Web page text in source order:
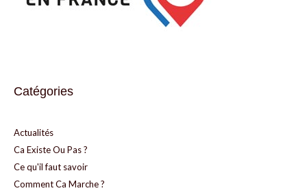
Catégories
Actualités
Ca Existe Ou Pas ?
Ce qu'il faut savoir
Comment Ca Marche ?